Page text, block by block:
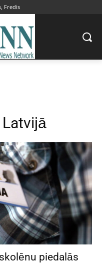
Fredis
piedalās